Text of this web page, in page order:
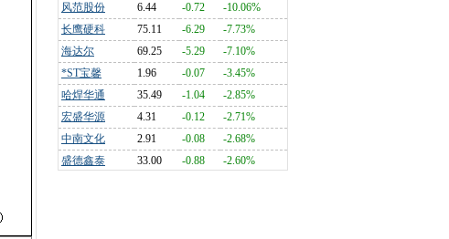
风范股份
6.44 -0.72
-10.06%
长鹰硬科
75.11 -6.29
-7.73%
海达尔
69.25 -5.29
-7.10%
*ST宝馨
1.96 -0.07
-3.45%
哈焊华通
35.49 -1.04
-2.85%
宏盛华源
4.31 -0.12
-2.71%
中南文化
2.91 -0.08
-2.68%
盛德鑫泰
33.00 -0.88 -2.60%